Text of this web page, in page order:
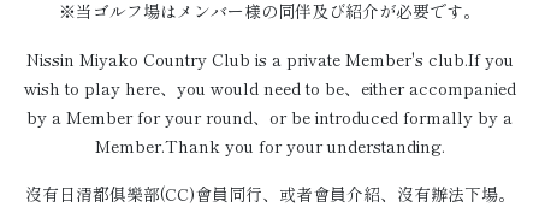
※当ゴルフ場はメンバー様の同伴及び紹介が必要です。
Nissin Miyako Country Club is a private Member's club.If you
wish to play here、you would need to be、either accompanied
by a Member for your round、or be introduced formally by a
Member.Thank you for your understanding.
沒有日清都俱樂部(CC)會員同行、或者會員介紹、沒有辦法下場。